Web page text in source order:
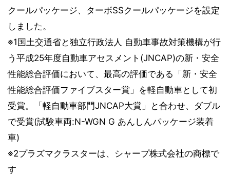
クールパッケージ、ターボSSクールパッケージを設定
しました。
※1国土交通省と独立行政法人 自動車事故対策機構が行
う平成25年度自動車アセスメント(JNCAP)の新・安全
性能総合評価において、最高の評価である「新・安全
性能総合評価ファイブスター賞」を軽自動車として初
受賞。「軽自動車部門JNCAP大賞」と合わせ、ダブル
で受賞(試験車両:N-WGN G あんしんパッケージ装着
車)
※2プラズマクラスターは、シャープ株式会社の商標で
す